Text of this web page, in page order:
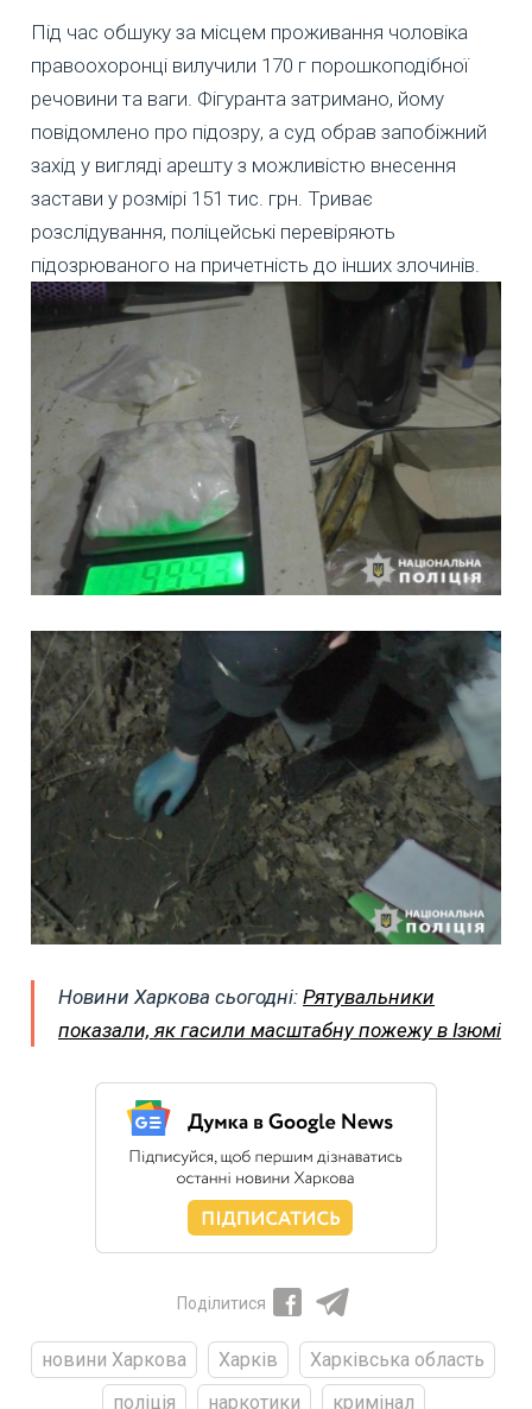
Під час обшуку за місцем проживання чоловіка
правоохоронці вилучили 170 г порошкоподібної
речовини та ваги. Фігуранта затримано, йому
повідомлено про підозру, а суд обрав запобіжний
захід у вигляді арешту з можливістю внесення
застави у розмірі 151 тис. грн. Триває
розслідування, поліцейські перевіряють
підозрюваного на причетність до інших злочинів.
Новини Харкова сьогодні: Рятувальники
показали, як гасили масштабну пожежу в Ізюмі
Поділитися
новини Харкова Харків
Харківська область
поліція
наркотики кримінал